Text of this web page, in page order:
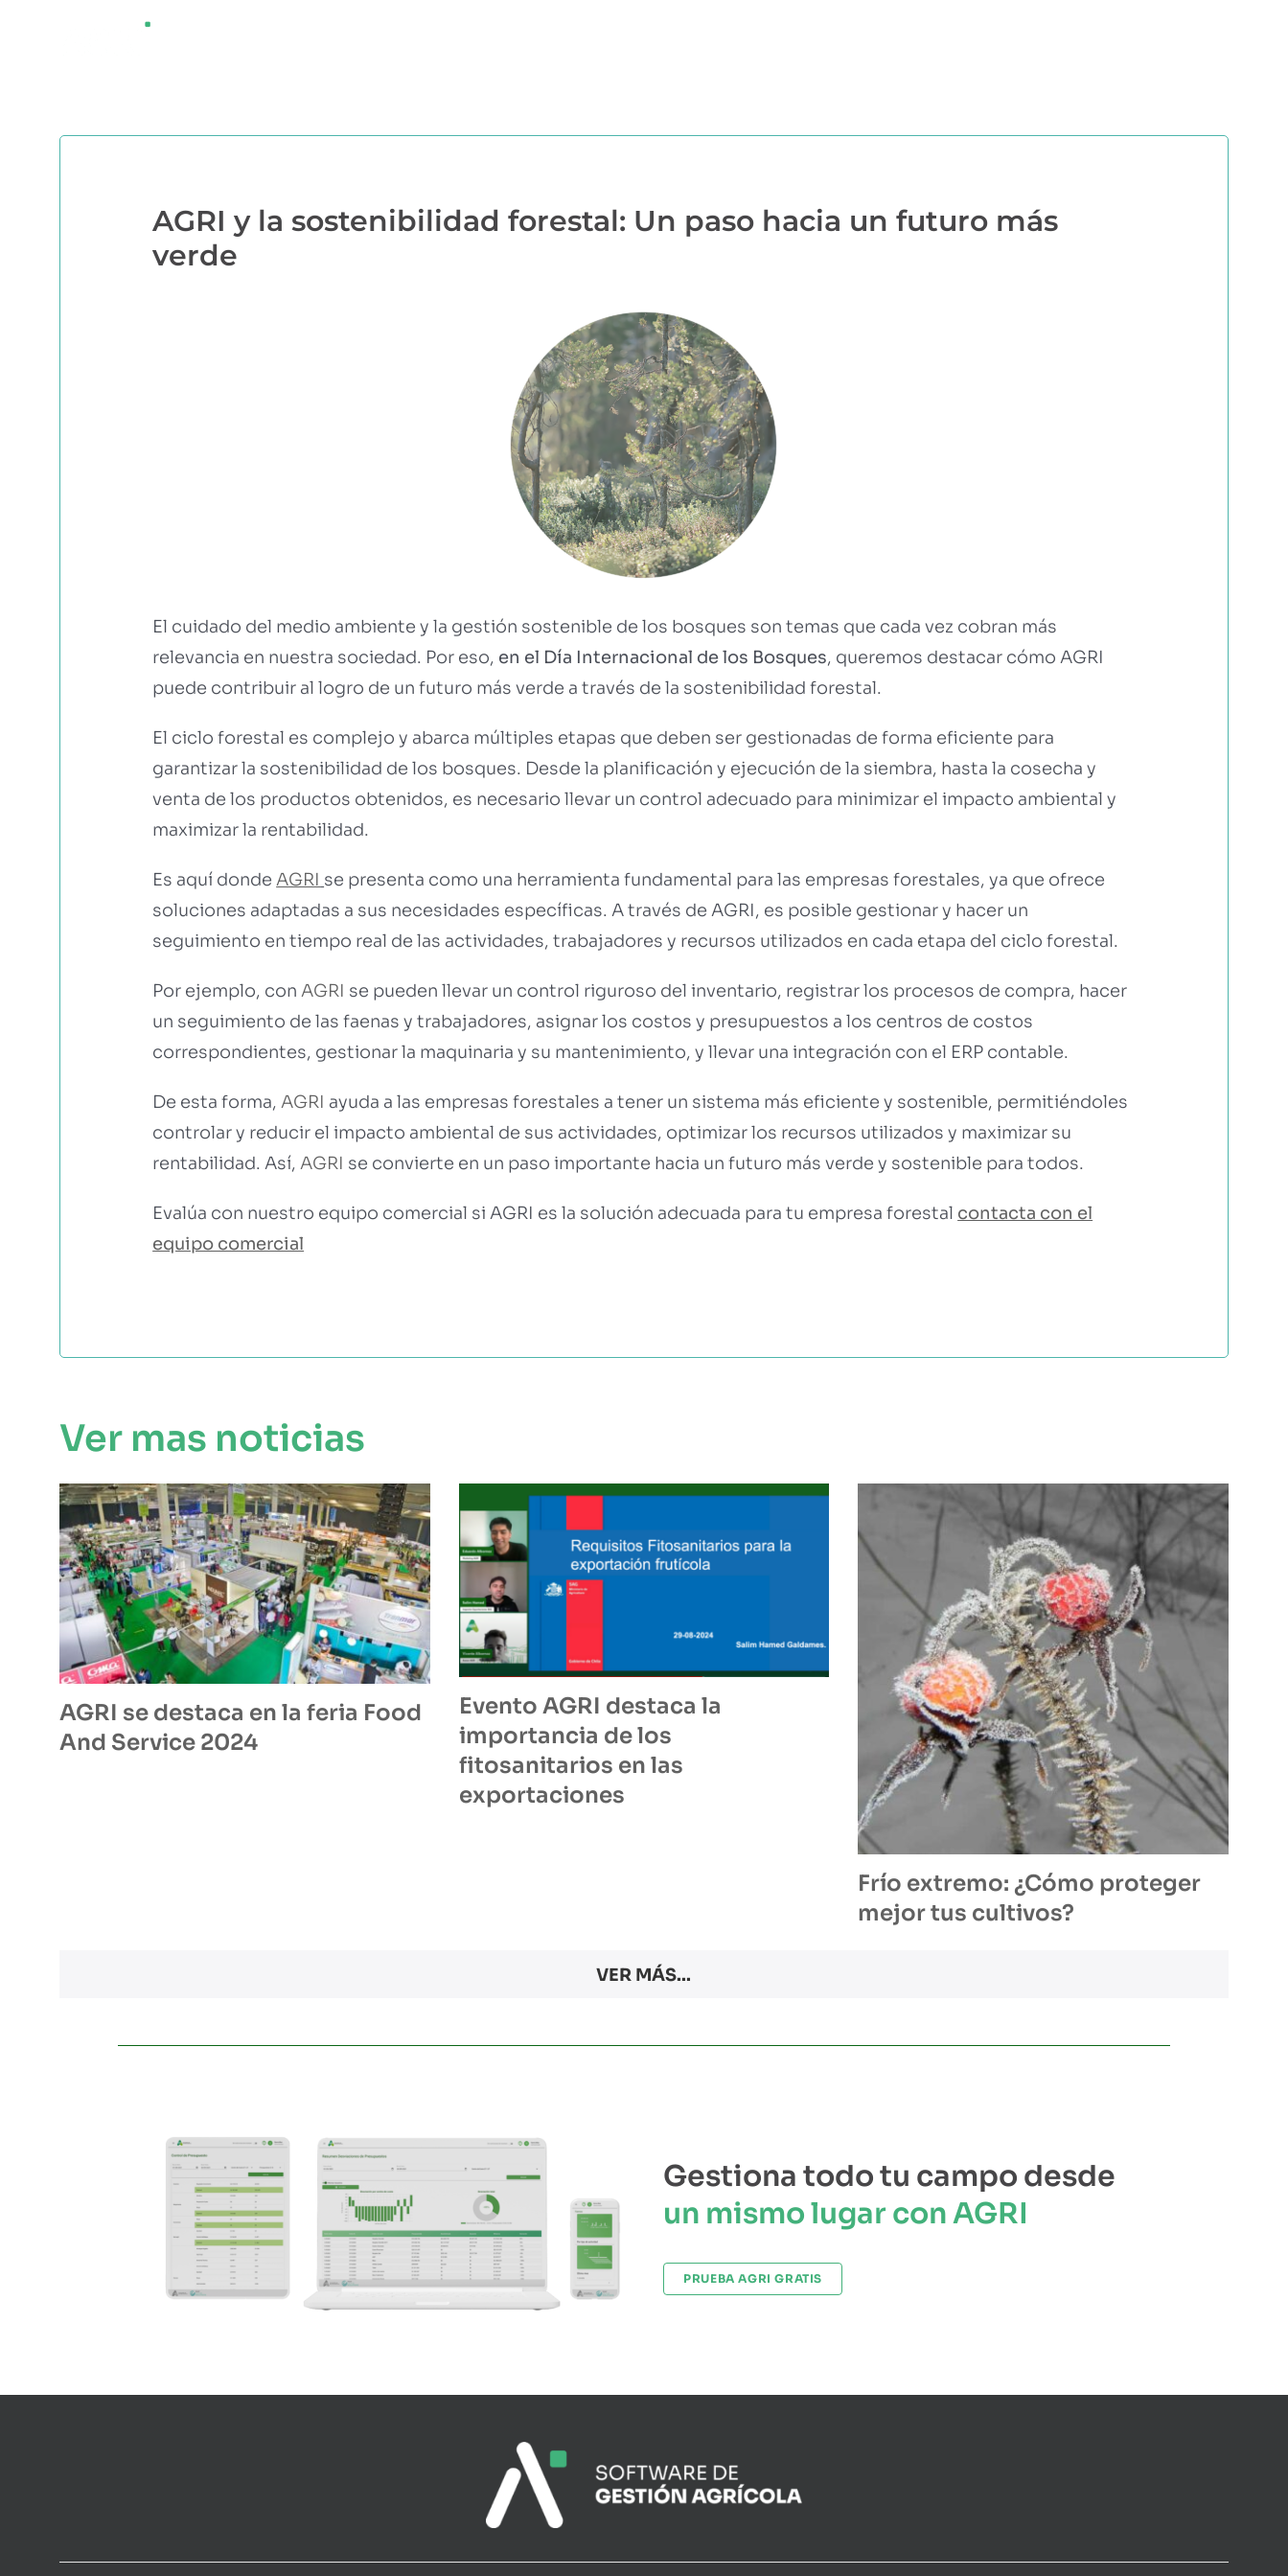
AGRI y la sostenibilidad forestal: Un paso hacia un futuro más
verde
El cuidado del medio ambiente y la gestión sostenible de los bosques son temas que cada vez cobran más
relevancia en nuestra sociedad. Por eso, en el Día Internacional de los Bosques, queremos destacar cómo AGRI
puede contribuir al logro de un futuro más verde a través de la sostenibilidad forestal.
El ciclo forestal es complejo y abarca múltiples etapas que deben ser gestionadas de forma eficiente para
garantizar la sostenibilidad de los bosques. Desde la planificación y ejecución de la siembra, hasta la cosecha y
venta de los productos obtenidos, es necesario llevar un control adecuado para minimizar el impacto ambiental y
maximizar la rentabilidad.
Es aquí dondeAGRI se presenta como una herramienta fundamental para las empresas forestales, ya que ofrece
soluciones adaptadas a sus necesidades específicas. A través de AGRI, es posible gestionar y hacer un
seguimiento en tiempo real de las actividades, trabajadores y recursos utilizados en cada etapa del ciclo forestal.
Por ejemplo, conAGRI se pueden llevar un control riguroso del inventario, registrar los procesos de compra, hacer
un seguimiento de las faenas y trabajadores, asignar los costos y presupuestos a los centros de costos
correspondientes, gestionar la maquinaria y su mantenimiento, y llevar una integración con el ERP contable.
De esta forma,AGRI ayuda a las empresas forestales a tener un sistema más eficiente y sostenible, permitiéndoles
controlar y reducir el impacto ambiental de sus actividades, optimizar los recursos utilizados y maximizar su
rentabilidad. Así,AGRI se convierte en un paso importante hacia un futuro más verde y sostenible para todos.
Evalúa con nuestro equipo comercial si AGRI es la solución adecuada para tu empresa forestal contacta con el
equipo comercial
Ver mas noticias
AGRI se destaca en la feria Food
And Service 2024
Evento AGRI destaca la
importancia de los
fitosanitarios en las
exportaciones
Frío extremo: ¿Cómo proteger
mejor tus cultivos?
VER MÁS...
Gestiona todo tu campo desde
un mismo lugar con AGRI
PRUEBA AGRI GRATIS